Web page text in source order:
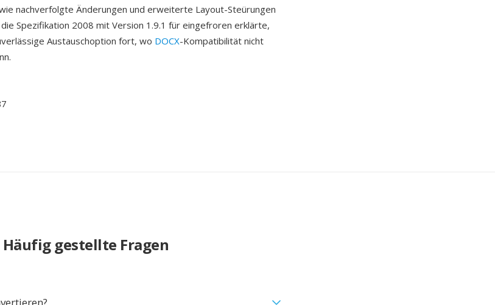
nachverfolgte Änderungen und erweiterte Layout-Steürungen
Spezifikation 2008 mit Version 1.9.1 für eingefroren erklärte,
Austauschoption fort, wo DOCX-Kompatibilität nicht
Häufig gestellte Fragen